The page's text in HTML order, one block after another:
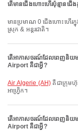
តើមានជើងហោះហើរប៉ុន្មានជ
មានប្រមាណ 0 ជើងហោះហើរក្នុងមួយថ្ងៃ។ អាកាសយានដ្ឋាននេះផ្តល់សេវាកម្មហោះហើរ ក្នុង
ស្រុក & អន្តរជាតិ។
តើអាកាសចរណ៍ដែលពេញនិយម
Airport គឺជាអ្វី?
Air Algerie (AH) គឺជាក្រុម
អាហ្វ្រិក។
តើអាកាសចរណ៍ដែលពេញនិយម
Airport គឺជាអ្វី?